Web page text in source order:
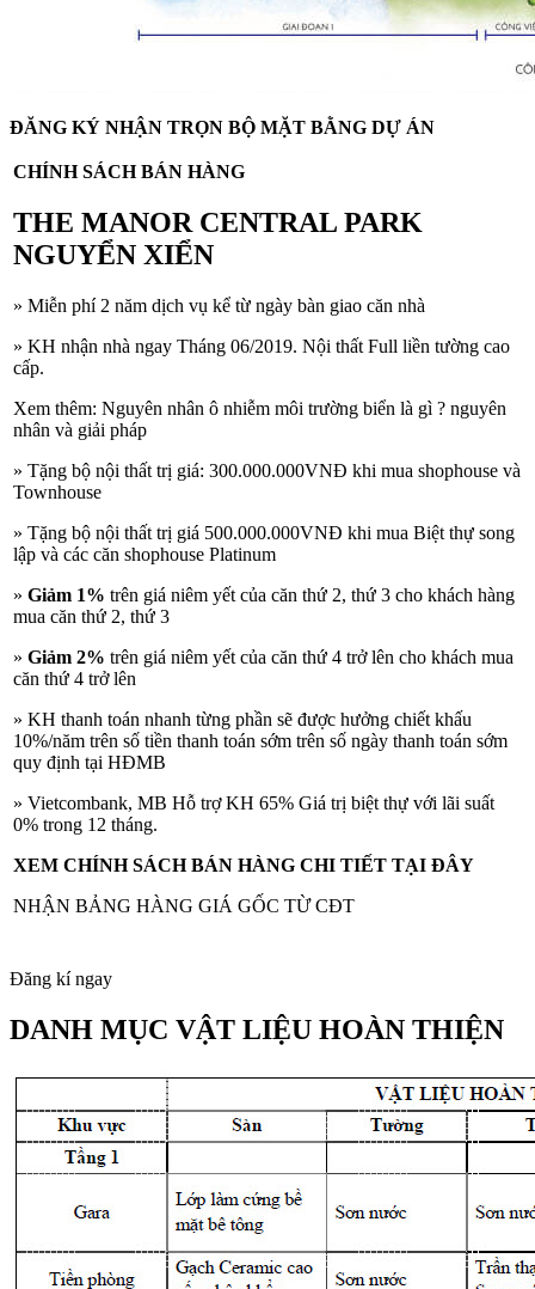
ĐĂNG KÝ NHẬN TRỌN BỘ MẶT BẰNG DỰ ÁN
CHÍNH SÁCH BÁN HÀNG
THE MANOR CENTRAL PARK
NGUYỂN XIỂN
» Miễn phí 2 năm dịch vụ kể từ ngày bàn giao căn nhà
» KH nhận nhà ngay Tháng 06/2019. Nội thất Full liền tường cao
cấp.
Xem thêm: Nguyên nhân ô nhiễm môi trường biển là gì ? nguyên
nhân và giải pháp
» Tặng bộ nội thất trị giá: 300.000.000VNĐ khi mua shophouse và
Townhouse
» Tặng bộ nội thất trị giá 500.000.000VNĐ khi mua Biệt thự song
lập và các căn shophouse Platinum
» Giảm 1% trên giá niêm yết của căn thứ 2, thứ 3 cho khách hàng
mua căn thứ 2, thứ 3
» Giảm 2% trên giá niêm yết của căn thứ 4 trở lên cho khách mua
căn thứ 4 trở lên
» KH thanh toán nhanh từng phần sẽ được hưởng chiết khấu
10%/năm trên số tiền thanh toán sớm trên số ngày thanh toán sớm
quy định tại HĐMB
» Vietcombank, MB Hỗ trợ KH 65% Giá trị biệt thự với lãi suất
0% trong 12 tháng.
XEM CHÍNH SÁCH BÁN HÀNG CHI TIẾT TẠI ĐÂY
NHẬN BẢNG HÀNG GIÁ GỐC TỪ CĐT
Đăng kí ngay
DANH MỤC VẬT LIỆU HOÀN THIỆN